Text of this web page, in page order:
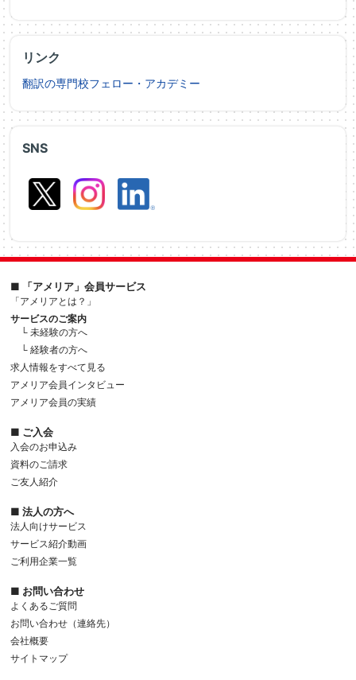
SNS
リンク
翻訳の専門校フェロー・アカデミー
■ 「アメリア」会員サービス
「アメリアとは？」
サービスのご案内
└ 未経験の方へ
└ 経験者の方へ
求人情報をすべて見る
アメリア会員インタビュー
アメリア会員の実績
■ ご入会
入会のお申込み
資料のご請求
ご友人紹介
■ 法人の方へ
法人向けサービス
サービス紹介動画
ご利用企業一覧
■ お問い合わせ
よくあるご質問
お問い合わせ（連絡先）
会社概要
サイトマップ